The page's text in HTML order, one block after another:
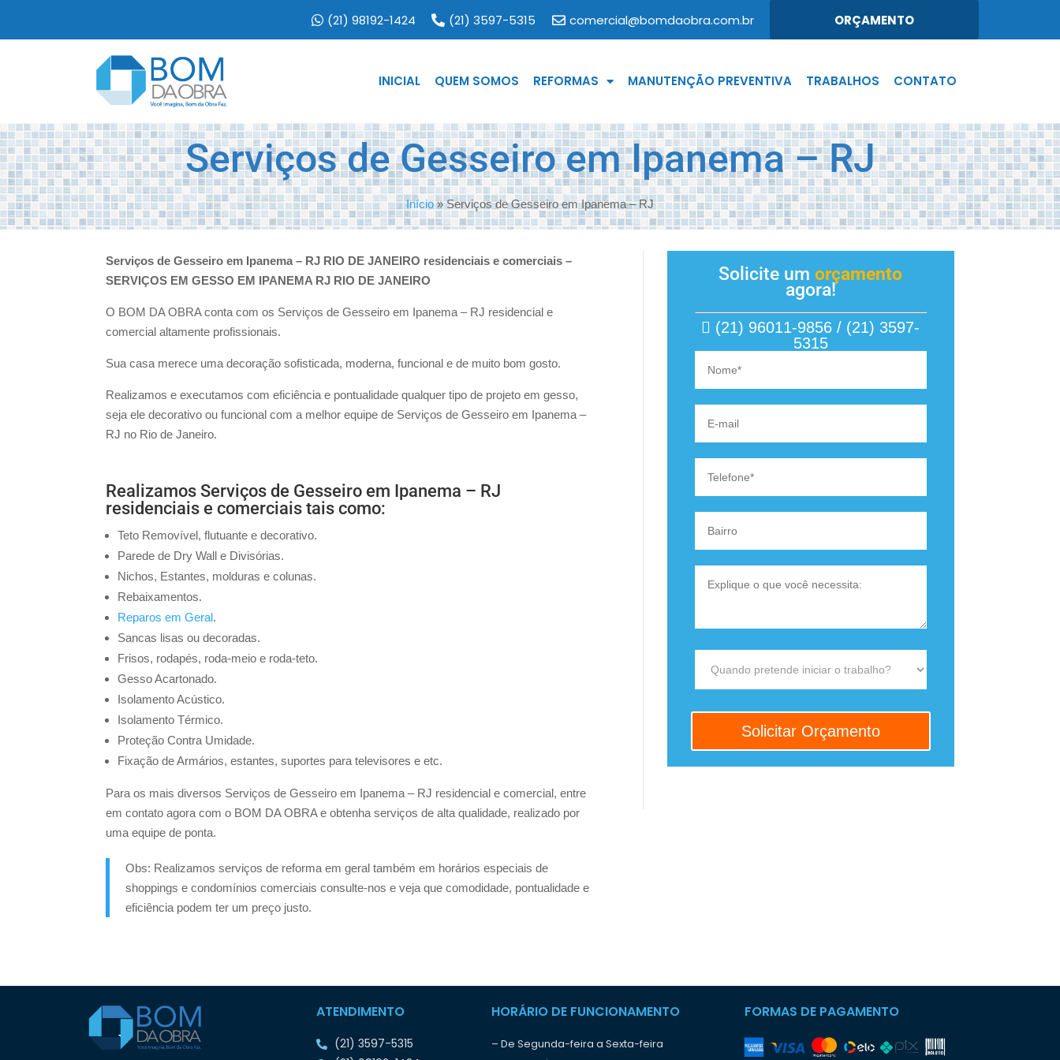
(21) 98192-1424 (21) 3597-5315 comercial@bomdaobra.com.br ORÇAMENTO
INICIAL QUEM SOMOS REFORMAS MANUTENÇÃO PREVENTIVA TRABALHOS CONTATO
Serviços de Gesseiro em Ipanema – RJ
Início»Serviços de Gesseiro em Ipanema – RJ
Serviços de Gesseiro em Ipanema – RJ RIO DE JANEIRO residenciais e comerciais –
SERVIÇOS EM GESSO EM IPANEMA RJ RIO DE JANEIRO
O BOM DA OBRA conta com os Serviços de Gesseiro em Ipanema – RJ residencial e
comercial altamente profissionais.
Sua casa merece uma decoração sofisticada, moderna, funcional e de muito bom gosto.
Realizamos e executamos com eficiência e pontualidade qualquer tipo de projeto em gesso,
seja ele decorativo ou funcional com a melhor equipe de Serviços de Gesseiro em Ipanema –
RJ no Rio de Janeiro.
Realizamos Serviços de Gesseiro em Ipanema – RJ
residenciais e comerciais tais como:
Teto Removível, flutuante e decorativo.
Parede de Dry Wall e Divisórias.
Nichos, Estantes, molduras e colunas.
Rebaixamentos.
Reparos em Geral.
Sancas lisas ou decoradas.
Frisos, rodapés, roda-meio e roda-teto.
Gesso Acartonado.
Isolamento Acústico.
Isolamento Térmico.
Proteção Contra Umidade.
Fixação de Armários, estantes, suportes para televisores e etc.
Para os mais diversos Serviços de Gesseiro em Ipanema – RJ residencial e comercial, entre
em contato agora com o BOM DA OBRA e obtenha serviços de alta qualidade, realizado por
uma equipe de ponta.
Obs: Realizamos serviços de reforma em geral também em horários especiais de
shoppings e condomínios comerciais consulte-nos e veja que comodidade, pontualidade e
eficiência podem ter um preço justo.
Solicite umorçamento
agora!
(21) 96011-9856 / (21) 3597-
5315
ATENDIMENTO
(21) 3597-5315
HORÁRIO DE FUNCIONAMENTO
– De Segunda-feira a Sexta-feira
FORMAS DE PAGAMENTO